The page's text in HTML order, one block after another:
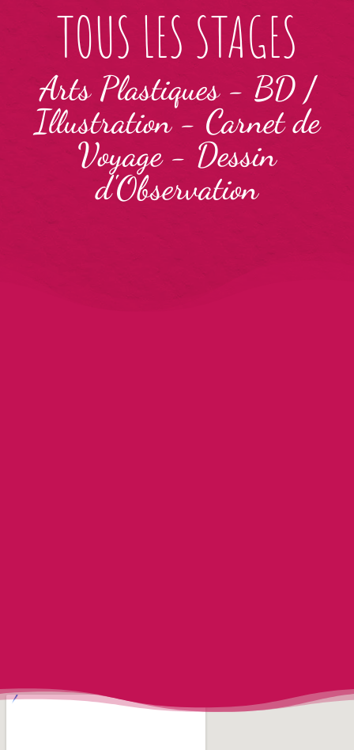
TOUS LES STAGES
Arts Plastiques- BD /
Illustration- Carnet de
Voyage- Dessin
d'Observation